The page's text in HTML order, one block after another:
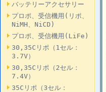
バッテリーアクセサリー
プロポ、受信機用(リポ、
NiMH、NiCD)
プロポ、受信機用(LiFe)
30,35Cリポ（1セル：
3.7V）
30,35Cリポ（2セル：
7.4V）
35Cリポ（3セル：